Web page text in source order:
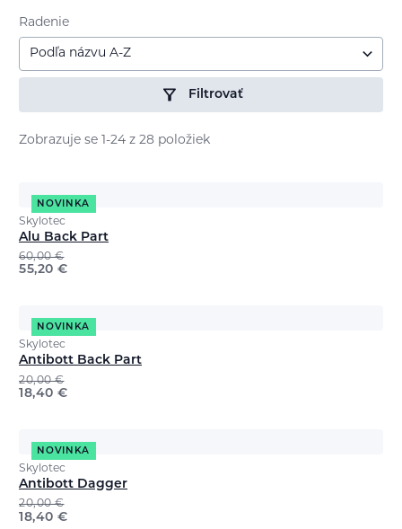
Radenie
Podľa názvu A-Z
Filtrovať
Zobrazuje se 1-24 z 28 položiek
NOVINKA
Skylotec
Alu Back Part
60,00€
55,20 €
NOVINKA
Skylotec
Antibott Back Part
20,00€
18,40 €
NOVINKA
Skylotec
Antibott Dagger
20,00€
18,40 €